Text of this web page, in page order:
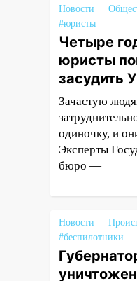
22:58
Тюленева
20:22
19:14
области
августа в
18:00
силовой
Новости
#юристы
Четыре
юристы
засудить
Зачастую
одиночку, и
Эксперты
бюро —
Новости
#беспилотники